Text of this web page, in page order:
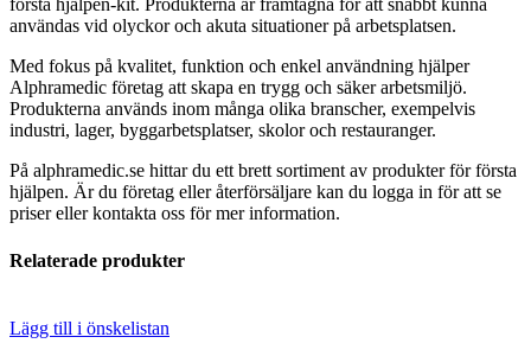
första hjälpen-kit. Produkterna är framtagna för att snabbt kunna
användas vid olyckor och akuta situationer på arbetsplatsen.
Med fokus på kvalitet, funktion och enkel användning hjälper
Alphramedic företag att skapa en trygg och säker arbetsmiljö.
Produkterna används inom många olika branscher, exempelvis
industri, lager, byggarbetsplatser, skolor och restauranger.
På alphramedic.se hittar du ett brett sortiment av produkter för första
hjälpen. Är du företag eller återförsäljare kan du logga in för att se
priser eller kontakta oss för mer information.
Relaterade produkter
Lägg till i önskelistan